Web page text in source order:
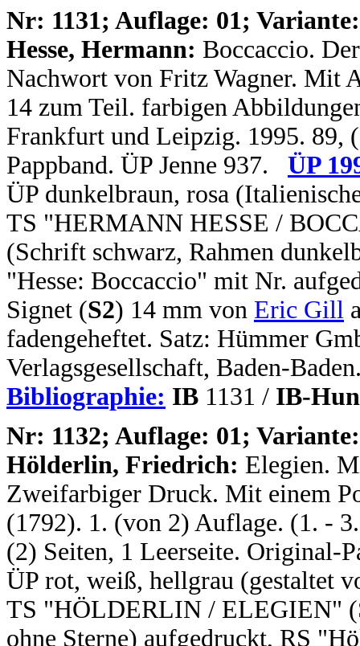
Nr: 1131; Auflage: 01;
Hesse, Hermann: Boccaccio.
Nachwort von Fritz Wagner. Mit
14 zum Teil. farbigen
Frankfurt und Leipzig. 1995. 89,
Pappband. ÜP Jenne 937.
ÜP
ÜP dunkelbraun, rosa
TS "HERMANN HESSE /
(Schrift schwarz, Rahmen
"Hesse: Boccaccio" mit Nr.
Signet (S2) 14 mm von Eric Gill
fadengeheftet. Satz: Hümmer
Verlagsgesellschaft, Baden-
Bibliographie: IB 1131 / IB-
Nr: 1132; Auflage: 01;
Hölderlin, Friedrich: Elegien.
Zweifarbiger Druck. Mit einem
(1792). 1. (von 2) Auflage. (1. -
(2) Seiten, 1 Leerseite. Original-
ÜP rot, weiß, hellgrau (gestaltet
TS "HÖLDERLIN / ELEGIEN"
ohne Sterne) aufgedruckt, RS